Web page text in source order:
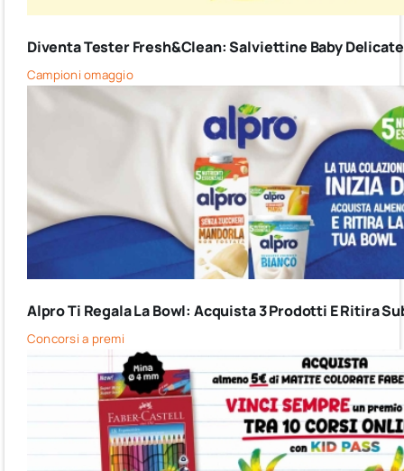
Diventa Tester Fresh&Clean: Salviettine Baby
Campioni omaggio
Alpro Ti Regala La Bowl: Acquista 3 Prodotti E Ritira
Concorsi a premi